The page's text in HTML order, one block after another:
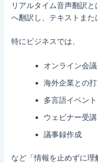
リアルタイム音声翻訳
へ翻訳し、テキストまた
特にビジネスでは、
オンライン会議
海外企業との
多言語イベント
ウェビナー受講
議事録作成
など「情報を止めずに理